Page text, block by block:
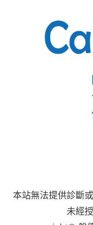
本站無法提供診斷
未經